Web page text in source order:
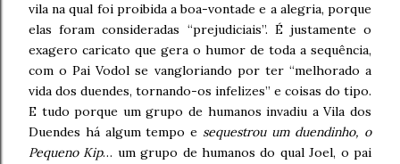
vila na qual foi proibida a boa-vontade e a alegria, porque
elas foram consideradas “prejudiciais”. É justamente o
exagero caricato que gera o humor de toda a sequência,
com o Pai Vodol se vangloriando por ter “melhorado a
vida dos duendes, tornando-os infelizes” e coisas do tipo.
E tudo porque um grupo de humanos invadiu a Vila dos
Duendes há algum tempo e sequestrou um duendinho, o
Pequeno Kip… um grupo de humanos do qual Joel, o pai